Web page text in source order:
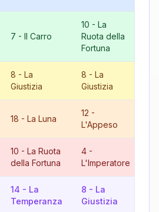
7 - Il Carro
10 - La
Ruota della
Fortuna
8 - La
Giustizia
8 - La
Giustizia
18 - La Luna
12 -
L'Appeso
10 - La Ruota
della Fortuna
4 -
L'Imperatore
14 - La
Temperanza
8 - La
Giustizia